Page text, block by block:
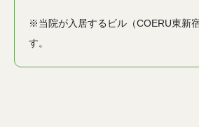
※当院が入居するビル（COERU東新
す。